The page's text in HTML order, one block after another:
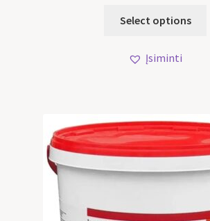
Select options
Įsiminti